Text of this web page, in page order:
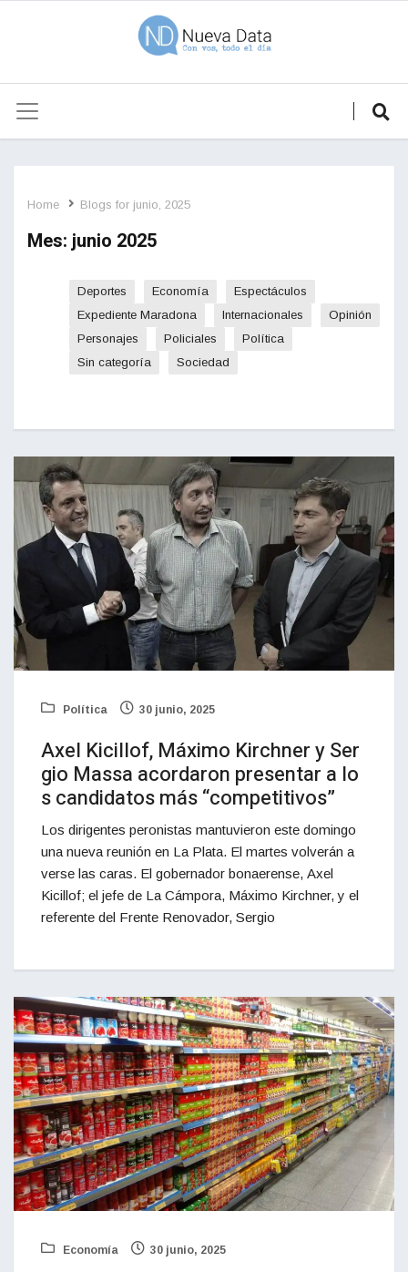
Home Blogs for junio, 2025
Mes:junio 2025
Deportes Economía
Espectáculos
Expediente Maradona
Internacionales
Opinión
Personajes
Policiales
Política
Sin categoría
Sociedad
Política 30 junio, 2025
Axel Kicillof, Máximo Kirchner y Ser
gio Massa acordaron presentar a lo
s candidatos más “competitivos”
Los dirigentes peronistas mantuvieron este domingo
una nueva reunión en La Plata. El martes volverán a
verse las caras. El gobernador bonaerense, Axel
Kicillof; el jefe de La Cámpora, Máximo Kirchner, y el
referente del Frente Renovador, Sergio
Economía 30 junio, 2025